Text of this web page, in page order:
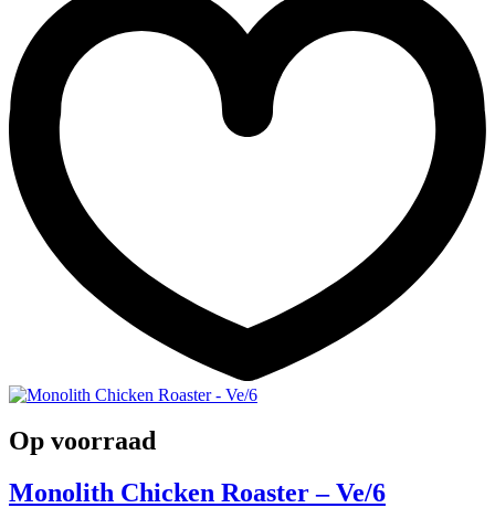
Op voorraad
Monolith Chicken Roaster – Ve/6